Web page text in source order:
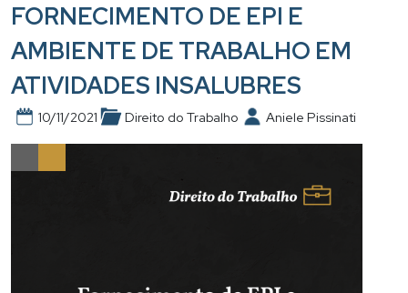
FORNECIMENTO DE EPI E
AMBIENTE DE TRABALHO EM
ATIVIDADES INSALUBRES
10/11/2021 Direito do Trabalho Aniele Pissinati